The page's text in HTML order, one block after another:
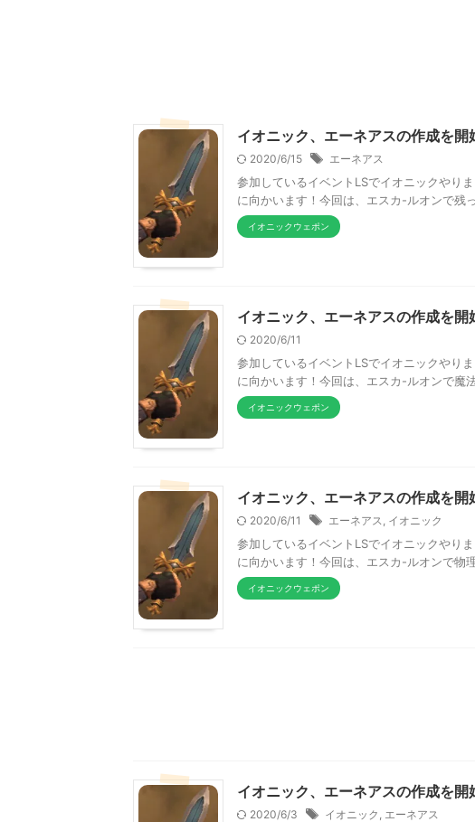
イオニック、エーネアスの作成を
2020/6/15 エーネアス
参加しているイベントLSでイオニックやり
に向かいます！今回は、エスカ-ルオンで残
イオニックウェポン
イオニック、エーネアスの作成を
2020/6/11
参加しているイベントLSでイオニックやり
に向かいます！今回は、エスカ-ルオンで魔
イオニックウェポン
イオニック、エーネアスの作成を
2020/6/11 エーネアス, イオニック
参加しているイベントLSでイオニックやり
に向かいます！今回は、エスカ-ルオンで物
イオニックウェポン
イオニック、エーネアスの作成を
2020/6/3 イオニック , エーネアス